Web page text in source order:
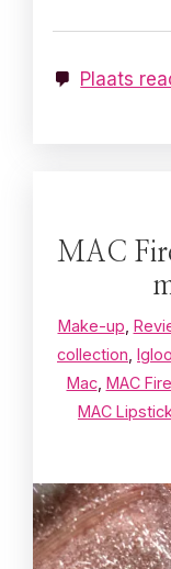
Plaats
MAC
Make-up
collection
Mac, MAC
MAC Lipstick